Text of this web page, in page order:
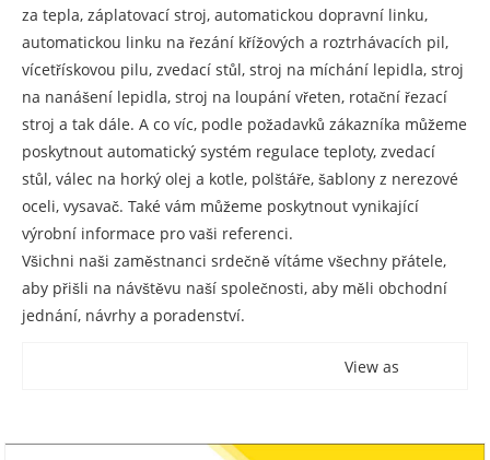
za tepla, záplatovací stroj, automatickou dopravní linku,
automatickou linku na řezání křížových a roztrhávacích pil,
vícetřískovou pilu, zvedací stůl, stroj na míchání lepidla, stroj
na nanášení lepidla, stroj na loupání vřeten, rotační řezací
stroj a tak dále. A co víc, podle požadavků zákazníka můžeme
poskytnout automatický systém regulace teploty, zvedací
stůl, válec na horký olej a kotle, polštáře, šablony z nerezové
oceli, vysavač. Také vám můžeme poskytnout vynikající
výrobní informace pro vaši referenci.
Všichni naši zaměstnanci srdečně vítáme všechny přátele,
aby přišli na návštěvu naší společnosti, aby měli obchodní
jednání, návrhy a poradenství.
View as